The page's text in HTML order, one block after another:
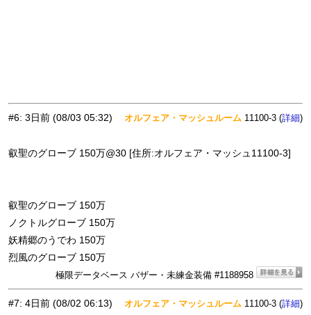
#6: 3日前 (08/03 05:32) オルフェア・マッシュルーム 11100-3 (詳細)
叡聖のグローブ 150万@30 [住所:オルフェア・マッシュ11100-3]
叡聖のグローブ 150万
ノクトルグローブ 150万
妖精郷のうでわ 150万
烈風のグローブ 150万
極限データベース バザー・未練金装備 #1188958
#7: 4日前 (08/02 06:13) オルフェア・マッシュルーム 11100-3 (詳細)